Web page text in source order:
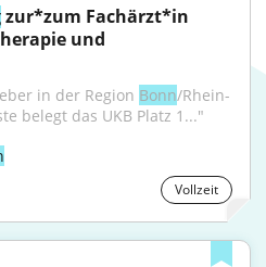
zur*zum Fachärzt*in
und
in der Region Bonn/Rhein-
belegt das UKB Platz 1..."
Vollzeit